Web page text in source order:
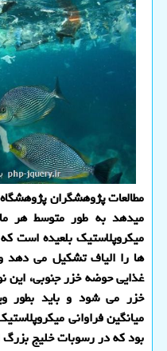
مطالعات پژوهشگران
میکروپلاستیک بلعیده است
ها را الیاف تشکیل می دهد
غذایی حوضه خزر جنوبی، این
خزر می شود و باید بطور
میانگین فراوانی
بود که در رسوبات خلیج